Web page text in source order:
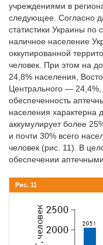
учреждениями в
следующее. Согласно
статистики Украины по
наличное население
оккупированной
человек. При этом на
24,8% населения,
Центрального —
обеспеченность
населения характерна
аккумулирует более
и почти 30% всего
человек (рис. 11). В
обеспечении
Рис. 11